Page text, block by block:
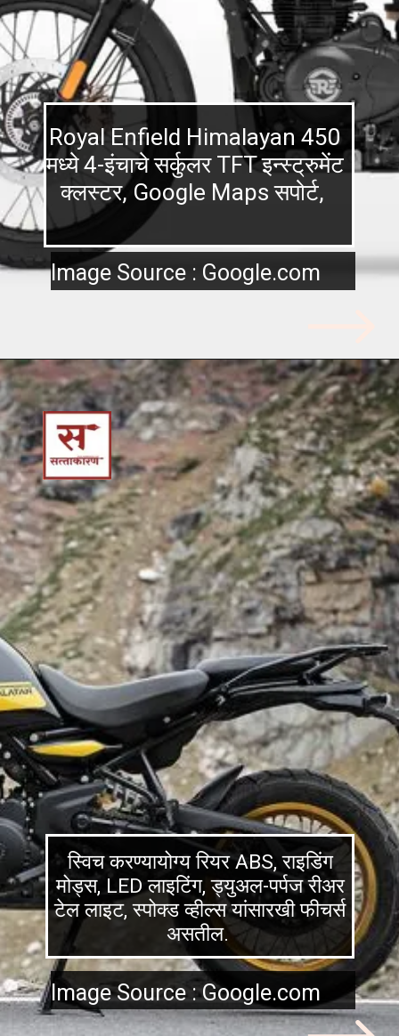
Royal Enfield Himalayan 450
मध्ये 4-इंचाचे सर्कुलर TFT इन्स्ट्रुमेंट
क्लस्टर, Google Maps सपोर्ट,
Image Source : Google.com
स्विच करण्यायोग्य रियर ABS, राइडिंग
मोड्स, LED लाइटिंग, ड्युअल-पर्पज रीअर
टेल लाइट, स्पोक्ड व्हील्स यांसारखी फीचर्स
असतील.
Image Source : Google.com